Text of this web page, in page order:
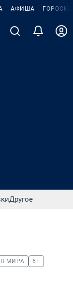
АФИША
Другое
МИРА 6+